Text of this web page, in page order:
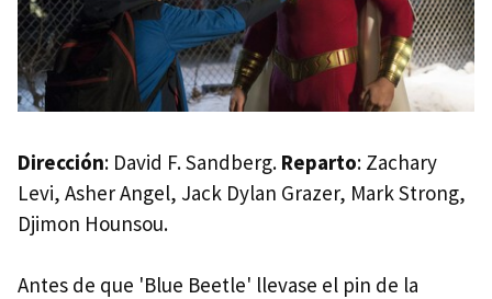
Dirección: David F. Sandberg. Reparto: Zachary
Levi, Asher Angel, Jack Dylan Grazer, Mark Strong,
Djimon Hounsou.
Antes de que 'Blue Beetle' llevase el pin de la